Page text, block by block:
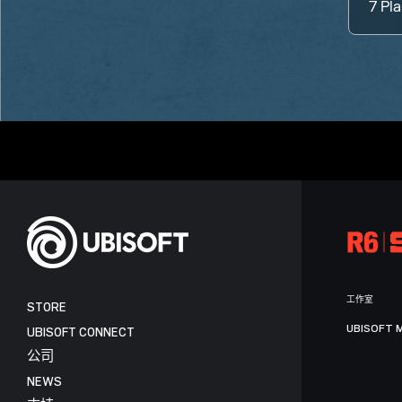
7
STORE
UBISOFT CONNECT
公司
NEWS
工作室
UBISOFT